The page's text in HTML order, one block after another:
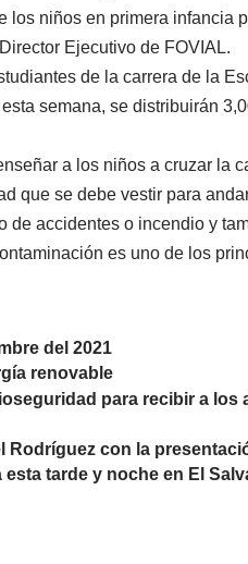
los niños en primera infancia
Ejecutivo de FOVIAL.
de la carrera de la
semana, se distribuirán
a los niños a cruzar la
que se debe vestir para
de accidentes o incendio y
es uno de los
del 2021
renovable
para recibir a los
Rodríguez con la
tarde y noche en El